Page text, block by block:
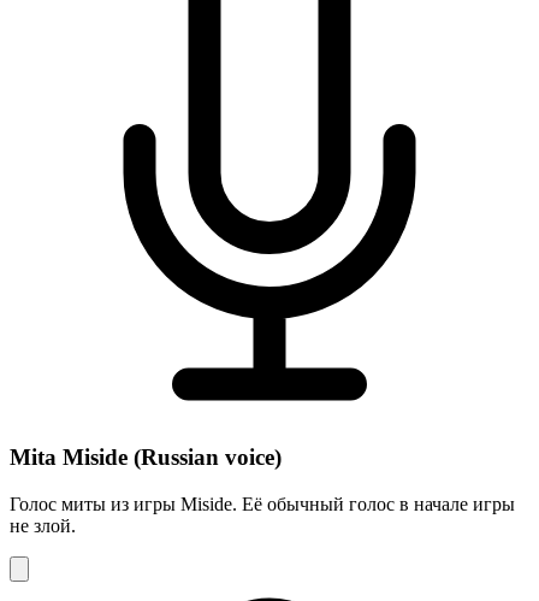
Mita Miside (Russian voice)
Голос миты из игры Miside. Её обычный голос в начале игры
не злой.